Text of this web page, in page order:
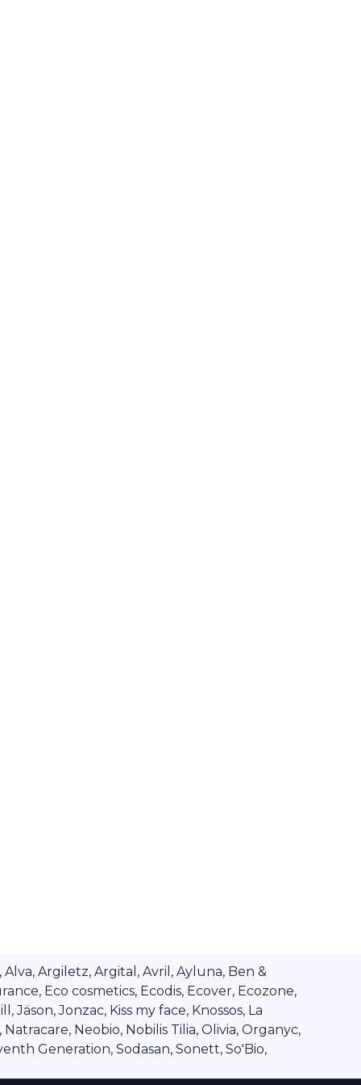
Argiletz, Argital, Avril, Ayluna, Ben &
Eco cosmetics, Ecodis, Ecover, Ecozone,
Jonzac, Kiss my face, Knossos, La
Neobio, Nobilis Tilia, Olivia, Organyc,
Generation, Sodasan, Sonett, So'Bio,